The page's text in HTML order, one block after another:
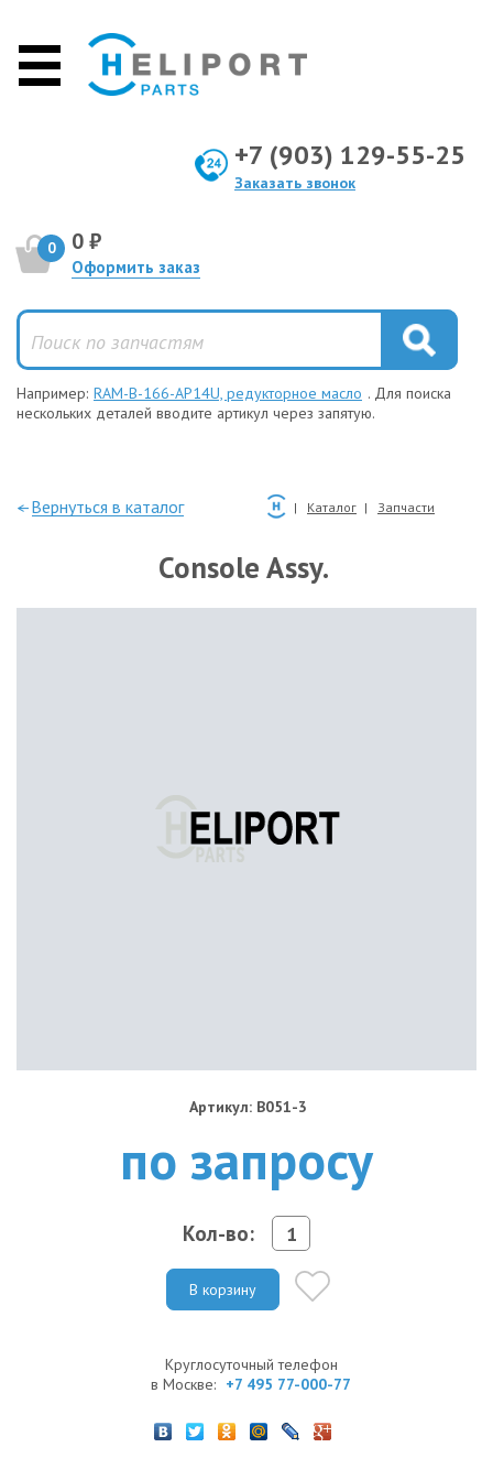
+7 (903) 129-55-25
Заказать звонок
0 0 ₽
Оформить заказ
Например: RAM-B-166-AP14U, редукторное масло . Для поиска
нескольких деталей вводите артикул через запятую.
—Вернуться в каталог Каталог Запчасти
Console Assy.
Артикул: B051-3
по запросу
Кол-во:
В корзину
Круглосуточный телефон
в Москве: +7 495 77-000-77